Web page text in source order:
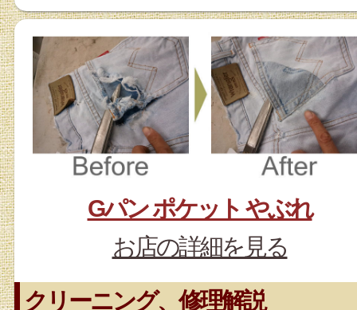
Gパン ポケット やぶれ
お店の詳細を見る
クリーニング、修理解説